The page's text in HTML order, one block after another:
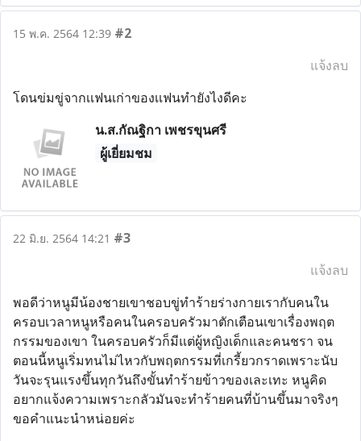
15 พ.ค. 2564 12:39 #2
แจ้งลบ
โดนข่มขู่จากเเฟนเก่าของเเฟนทำยังไงดีคะ
น.ส.กัณฐิกา เพชรขุนศรี
ผู้เยี่ยมชม
22 มิ.ย. 2564 14:21 #3
แจ้งลบ
พอดีว่าหนูมีน้องชายเขาชอบขู่ทำร้ายร่างกายเรากับคนใน
ครอบเวลาหนูหรือคนในครอบครัวมาตักเตือนเขาเรื่องพฤต
กรรมของเขา ในครอบครัวก็มีแต่ผู้หญิงเด็กและคนชรา จน
ตอนนี้หนูเริ่มทนไม่ไหวกับพฤตกรรมที่เกรี้ยวกราดเพราะนับ
วันจะรุนแรงขึ้นทุกวันถึงขั้นทำร้ายข้าวของเละเทะ หนูคิด
อยากแจ้งความเพราะกลัวมันจะทำร้ายคนที่บ้านขึ้นมาจริงๆ
ขอคำแนะนำหน่อยค่ะ